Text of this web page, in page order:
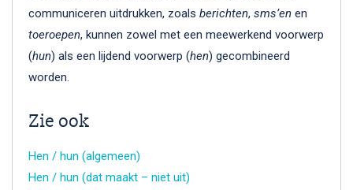
communiceren uitdrukken, zoals berichten, sms’en en
toeroepen, kunnen zowel met een meewerkend voorwerp
(hun) als een lijdend voorwerp (hen) gecombineerd
worden.
Zie ook
Hen / hun (algemeen)
Hen / hun (dat maakt – niet uit)